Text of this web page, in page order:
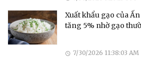
Xuất khẩu gạo của
tăng 5% nhờ gạo
7/30/2026 11:38:03 AM